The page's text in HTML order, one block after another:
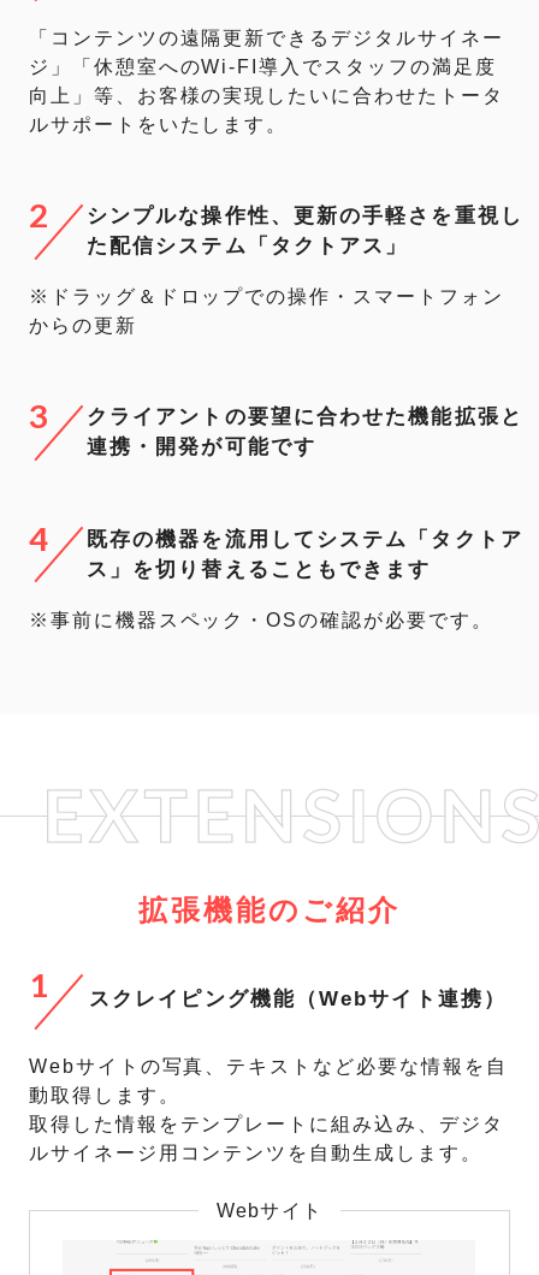
「コンテンツの遠隔更新できるデジタルサイネー
ジ」「休憩室へのWi-FI導入でスタッフの満足度
向上」等、お客様の実現したいに合わせたトータ
ルサポートをいたします。
2
シンプルな操作性、更新の手軽さを重視し
た配信システム「タクトアス」
※ドラッグ＆ドロップでの操作・スマートフォン
からの更新
3
クライアントの要望に合わせた機能拡張と
連携・開発が可能です
4
既存の機器を流用してシステム「タクトア
ス」を切り替えることもできます
※事前に機器スペック・OSの確認が必要です。
拡張機能のご紹介
1 スクレイピング機能（Webサイト連携）
Webサイトの写真、テキストなど必要な情報を自
動取得します。
取得した情報をテンプレートに組み込み、デジタ
ルサイネージ用コンテンツを自動生成します。
Webサイト